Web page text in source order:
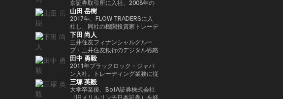
Outblazeを、デジタルエンター
テインメント分野のサービスや製
品を開発するプロジェクトや企業
を育成するインキュベーターへと
転換しました。そのインキュベー
ト企業のひとつが、2014年に設
立されたAnimoca Brandsです。
2017年には、従来の教育システ
ムではあまり重視されてこなかっ
た発散的思考やデザイン思考など
のスキルを育む放課後型デジタル
ラボ、Dalton Learning Labを設
立しました。また、テクノロジー
のプロダクト推進を担当していま
した。
ている。 ターピンは35年以上に
わたり連続起業家および投資家と
して活躍してきた、極めて経験豊
富なエグゼクティブであり、数多
くの成功したイグジットを実現し
てきた。その実績を背景に、プエ
ルトリコを拠点とするファミリー
オフィス Transform Capital を
設立している。 また、ビットコ
インの初期投資家かつ思想的リー
ダー（thought leader）として
も知られ、Ethereum や Tether
を含む主要ブロックチェーンプロ
（NTT出版）、『マスタリン
グ・イーサリアム ―スマートコ
ントラクトとDAppの構築』（オ
ライリージャパン）など。共著に
『Web3の未解決問題』（日経
BP）、『Web3・暗号資産 13
人の未来予測』（朝日新聞出
版）。
Brainにて、国内外スタートアッ
プ投資やCVCの運営に従事。そ
れ以前はソニーにて、技術投資や
JV設立等の新規事業プロジェク
トのファイナンス、またリテール
エナジー事業のカテゴリー責任者
として、海外事業を運営。
参画しDXプロジェクトをリー
ド。 auフィナンシャルホールデ
ィングスにて執行役員チーフデジ
タルオフィサー兼IT統括部長、
Microsoftで業務執行役員 金融イ
ノベーション本部長を務めた後、
現職。 一般社団法人
FINOVATORS設立。2021年より
日本ブロックチェーン協会理事就
任。同志社大卒、東大EMP第17
期修了。
京証券取引所に入社。2008年の
金融危機以降、債務不履行管理プ
ロセスの改良プロジェクトに参画
し、日本証券クリアリング機構に
てOTCデリバティブ（クレジッ
ト・デフォルト・スワップおよび
金利スワップ）の清算プロジェク
トを主導するとともに、日本取引
所グループの清算決済分野の経営
企画を担当。2016年より
PwCJapanのCEO Office（経営
企画）にて、リーダーシップチー
ムの戦略的な議論をサポート。
山田 岳樹
2017年、FLOW TRADERSに入
社し、同社の機関投資家トレーデ
ィング部門にて、シンガポールお
よび香港支社を拠点にアジアの機
関投資家とのブロック取引を担
当。ETFを中心に外国債券や暗号
資産を含む幅広いプロダクトにお
いて機関投資家に流動性を提供す
る。また日本国内の証券会社、運
用会社、取引所・交換所、電子取
引プラットフォームとのビジネス
下田 尚人
三井住友フィナンシャルグルー
プ・三井住友銀行のデジタル戦略
部 部長。デジタルアセットに関
するSMBCグループの取り組みを
取りまとめ。 2025年6月まで日
本銀行決済機構局参事役。決済機
構局では、新しい技術を使った決
済高度化プロジェクトの企画・推
田中 勇毅
2011年ブラックロック・ジャパ
ン入社。トレーディング業務に従
事後、2024年3月よりブラックロ
ック・グローバル・マーケッツ部
長としてトレーディング、セキュ
三塚 英毅
大学卒業後、BofA証券株式会社
（旧メリルリンチ日本証券）を経